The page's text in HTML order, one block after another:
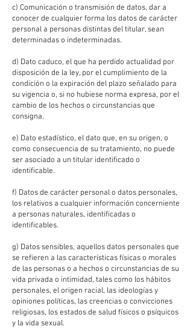
c) Comunicación o transmisión de datos, dar a
conocer de cualquier forma los datos de carácter
personal a personas distintas del titular, sean
determinadas o indeterminadas.
d) Dato caduco, el que ha perdido actualidad por
disposición de la ley, por el cumplimiento de la
condición o la expiración del plazo señalado para
su vigencia o, si no hubiese norma expresa, por el
cambio de los hechos o circunstancias que
consigna.
e) Dato estadístico, el dato que, en su origen, o
como consecuencia de su tratamiento, no puede
ser asociado a un titular identificado o
identificable.
f) Datos de carácter personal o datos personales,
los relativos a cualquier información concerniente
a personas naturales, identificadas o
identificables.
g) Datos sensibles, aquellos datos personales que
se refieren a las características físicas o morales
de las personas o a hechos o circunstancias de su
vida privada o intimidad, tales como los hábitos
personales, el origen racial, las ideologías y
opiniones políticas, las creencias o convicciones
religiosas, los estados de salud físicos o psíquicos
y la vida sexual.